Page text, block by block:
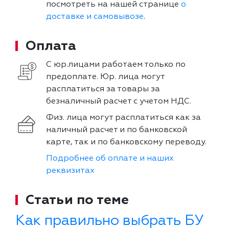
посмотреть на нашей странице о
доставке и самовывозе.
Оплата
С юр.лицами работаем только по
предоплате. Юр. лица могут
расплатиться за товары за
безналичный расчет с учетом НДС.
Физ. лица могут расплатиться как за
наличный расчет и по банковской
карте, так и по банковскому переводу.
Подробнее об оплате и наших
реквизитах
Статьи по теме
Как правильно выбрать БУ